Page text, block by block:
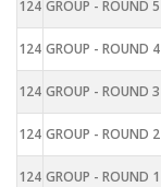
124 GROUP - ROUND 5
124 GROUP - ROUND 4
124 GROUP - ROUND 3
124 GROUP - ROUND 2
124 GROUP - ROUND 1